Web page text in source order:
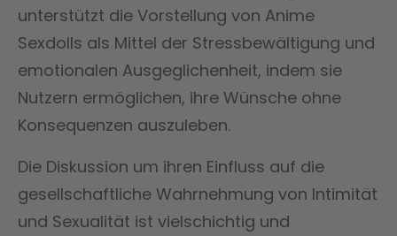
unterstützt die Vorstellung von Anime
Sexdolls als Mittel der Stressbewältigung und
emotionalen Ausgeglichenheit, indem sie
Nutzern ermöglichen, ihre Wünsche ohne
Konsequenzen auszuleben.
Die Diskussion um ihren Einfluss auf die
gesellschaftliche Wahrnehmung von Intimität
und Sexualität ist vielschichtig und